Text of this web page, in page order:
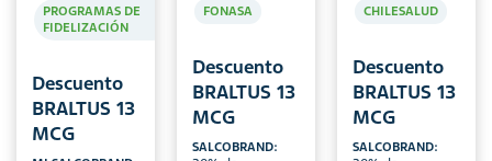
PROGRAMAS DE
FIDELIZACIÓN
Descuento
BRALTUS 13
MCG
FONASA
Descuento
BRALTUS 13
MCG
SALCOBRAND:
CHILESALUD
Descuento
BRALTUS 13
MCG
SALCOBRAND: